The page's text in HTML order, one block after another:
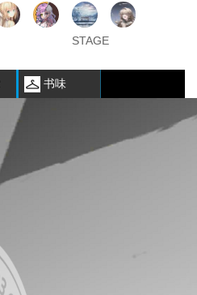
书味
1
STAGE
2
STAGE
3
STAGE